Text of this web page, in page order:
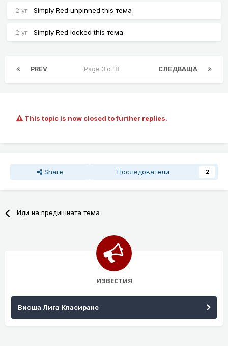
2 yr Simply Red unpinned this тема
2 yr Simply Red locked this тема
PREV СЛЕДВАЩА
Page 3 of 8
This topic is now closed to further replies.
Share Последователи 2
Иди на предишната тема
ИЗВЕСТИЯ
Висша Лига Класиране